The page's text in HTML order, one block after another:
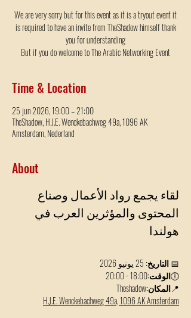
We are very sorry but for this event as it is a tryout event it
is required to have an invite from TheShadow himself thank
you for understanding
But if you do welcome to The Arabic Networking Event
Time & Location
25 jun 2026, 19:00 – 21:00
TheShadow, H.J.E. Wenckebachweg 49a, 1096 AK
Amsterdam, Nederland
About
لقاء يجمع رواد الأعمال وصناع
المحتوى والمؤثرين العرب في
هولندا
📅 التاريخ:
🕕الوقت:18:00 - 20:00
📍المكان:Theshadow
H.J.E. Wenckebachweg 49a, 1096 AK Amsterdam